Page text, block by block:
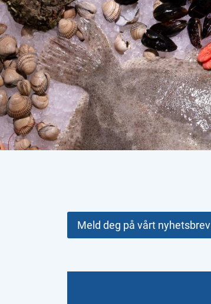
Meld deg på vårt nyhetsbrev